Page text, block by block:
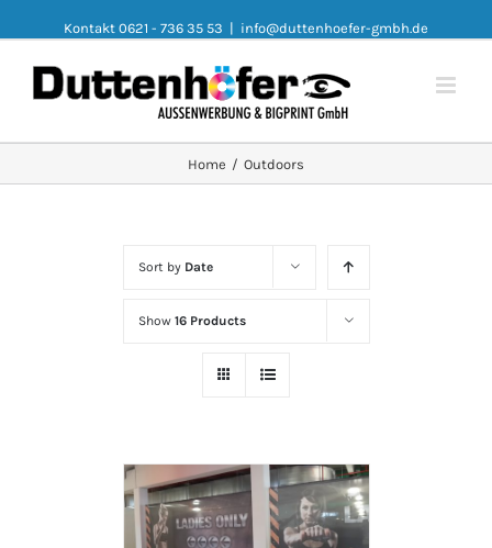
Kontakt 0621 - 736 35 53 | info@duttenhoefer-gmbh.de
Home / Outdoors
Sort by Date
Show 16 Products